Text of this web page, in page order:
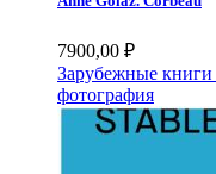
7900,00 ₽
Зарубежные книги
фотография